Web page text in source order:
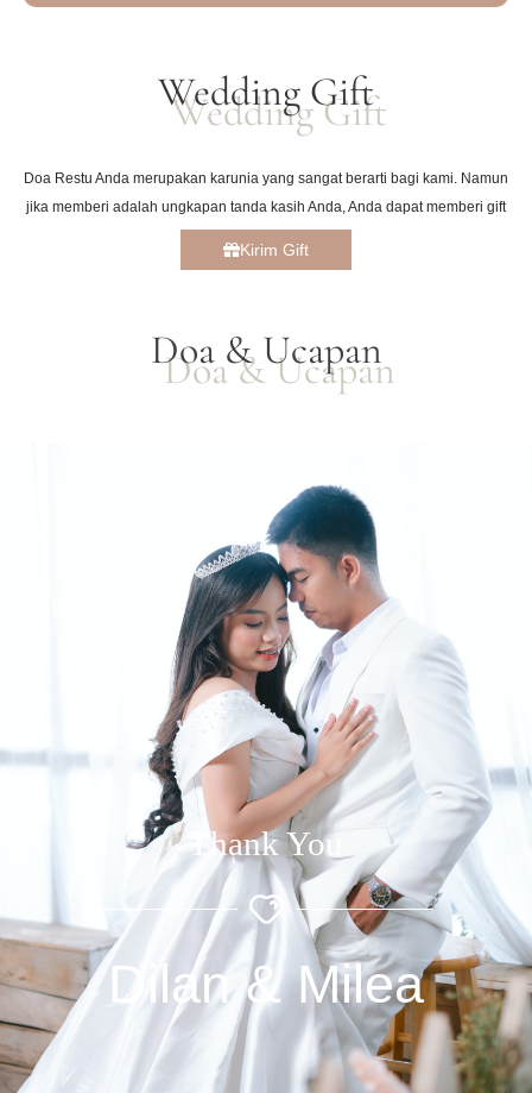
Wedding Gift
Doa Restu Anda merupakan karunia yang sangat berarti bagi kami. Namun
jika memberi adalah ungkapan tanda kasih Anda, Anda dapat memberi gift
Kirim Gift
Doa & Ucapan
Thank You
Dilan & Milea